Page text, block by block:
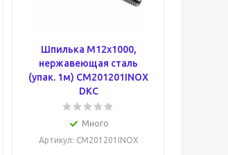
Шпилька М12х1000,
нержавеющая сталь
(упак. 1м) CM201201INOX
DKC
Много
Артикул: CM201201INOX